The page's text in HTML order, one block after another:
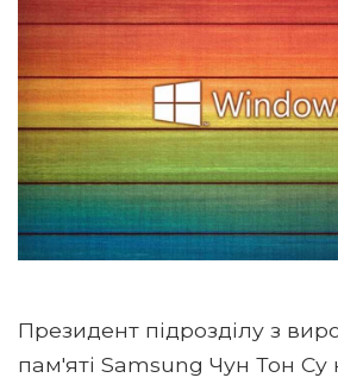
Президент підрозділу з
пам'яті Samsung Чун Тон Су